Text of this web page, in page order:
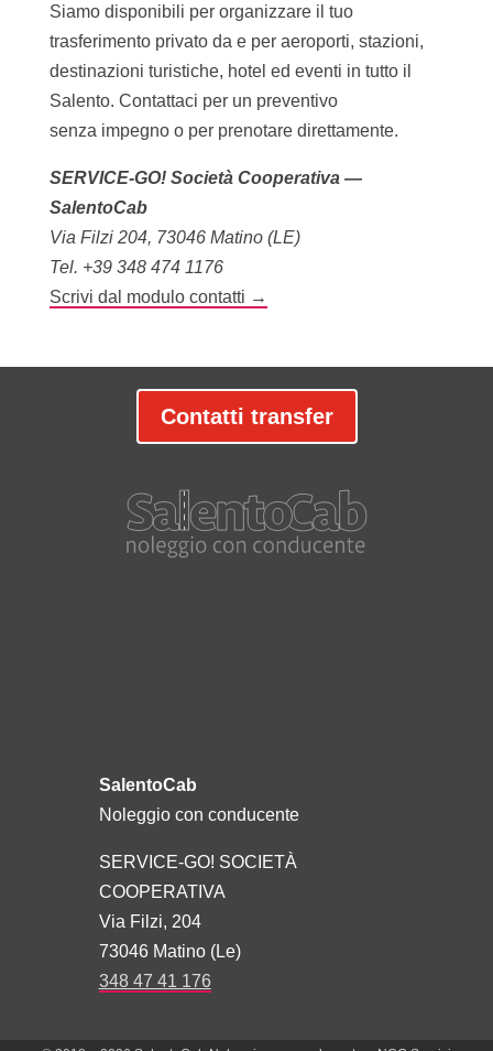
Siamo disponibili per organizzare il tuo
trasferimento privato da e per aeroporti, stazioni,
destinazioni turistiche, hotel ed eventi in tutto il
Salento. Contattaci per un preventivo
senza impegno o per prenotare direttamente.
SERVICE-GO! Società Cooperativa —
SalentoCab
Via Filzi 204, 73046 Matino (LE)
Tel. +39 348 474 1176
Scrivi dal modulo contatti →
Contatti transfer
SalentoCab
Noleggio con conducente
SERVICE-GO! SOCIETÀ
COOPERATIVA
Via Filzi, 204
73046 Matino (Le)
348 47 41 176